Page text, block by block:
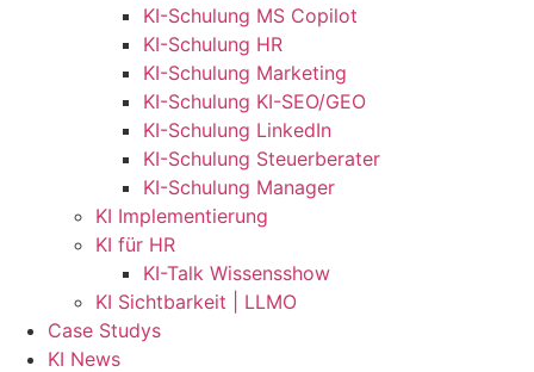
KI-Schulung MS Copilot
KI-Schulung HR
KI-Schulung Marketing
KI-Schulung KI-SEO/GEO
KI-Schulung LinkedIn
KI-Schulung Steuerberater
KI-Schulung Manager
KI Implementierung
KI für HR
KI-Talk Wissensshow
KI Sichtbarkeit | LLMO
Case Studys
KI News